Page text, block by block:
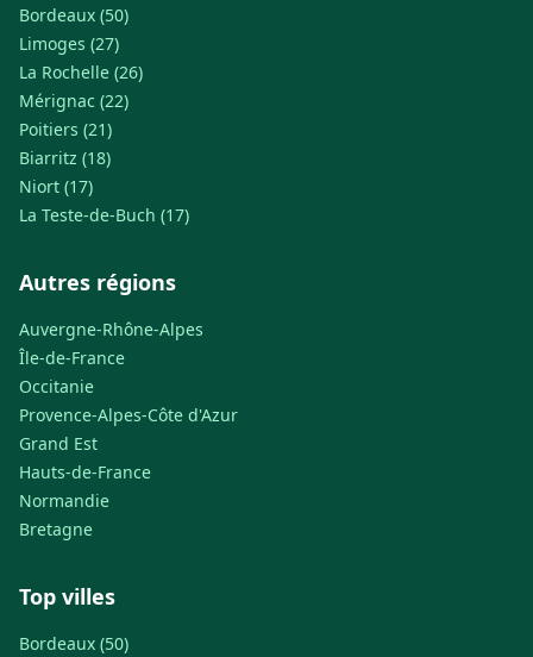
Bordeaux (50)
Limoges (27)
La Rochelle (26)
Mérignac (22)
Poitiers (21)
Biarritz (18)
Niort (17)
La Teste-de-Buch (17)
Autres régions
Auvergne-Rhône-Alpes
Île-de-France
Occitanie
Provence-Alpes-Côte d'Azur
Grand Est
Hauts-de-France
Normandie
Bretagne
Top villes
Bordeaux (50)